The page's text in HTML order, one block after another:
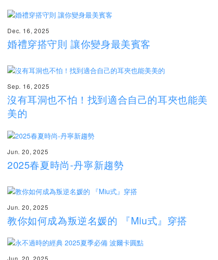
Dec. 16, 2025
婚禮穿搭守則 讓你變身最美賓客
Sep. 16, 2025
沒有耳洞也不怕！找到適合自己的耳夾也能美
美的
Jun. 20, 2025
2025春夏時尚-丹寧新趨勢
Jun. 20, 2025
教你如何成為叛逆名媛的 『Miu式』穿搭